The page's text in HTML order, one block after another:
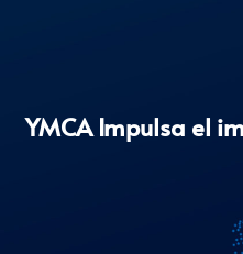
YMCA Impulsa el